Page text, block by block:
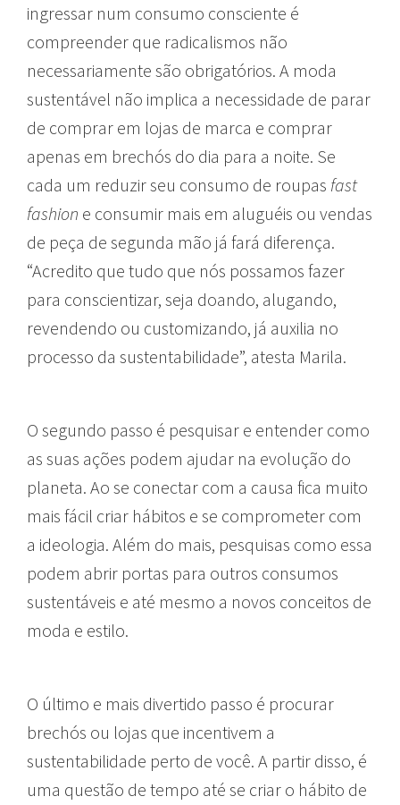
ingressar num consumo consciente é
compreender que radicalismos não
necessariamente são obrigatórios. A moda
sustentável não implica a necessidade de parar
de comprar em lojas de marca e comprar
apenas em brechós do dia para a noite. Se
cada um reduzir seu consumo de roupas fast
fashion e consumir mais em aluguéis ou vendas
de peça de segunda mão já fará diferença.
“Acredito que tudo que nós possamos fazer
para conscientizar, seja doando, alugando,
revendendo ou customizando, já auxilia no
processo da sustentabilidade”, atesta Marila.
O segundo passo é pesquisar e entender como
as suas ações podem ajudar na evolução do
planeta. Ao se conectar com a causa fica muito
mais fácil criar hábitos e se comprometer com
a ideologia. Além do mais, pesquisas como essa
podem abrir portas para outros consumos
sustentáveis e até mesmo a novos conceitos de
moda e estilo.
O último e mais divertido passo é procurar
brechós ou lojas que incentivem a
sustentabilidade perto de você. A partir disso, é
uma questão de tempo até se criar o hábito de